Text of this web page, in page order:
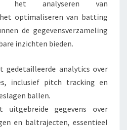
het analyseren van
optimaliseren van batting
de gegevensverzameling
inzichten bieden.
gedetailleerde analytics over
inclusief pitch tracking en
ballen.
uitgebreide gegevens over
en baltrajecten, essentieel